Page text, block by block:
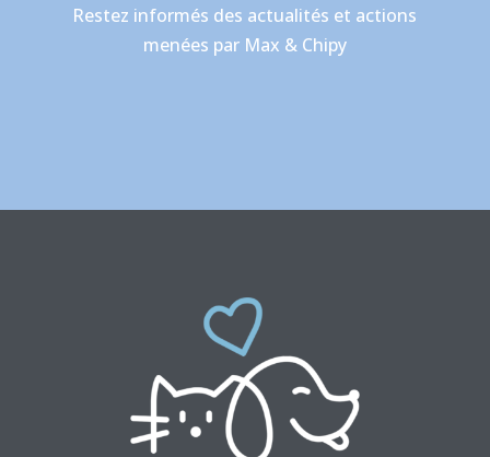
Restez informés des actualités et actions
menées par Max & Chipy